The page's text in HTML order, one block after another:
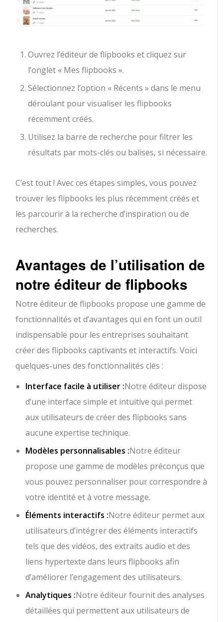
Ouvrez l’éditeur de flipbooks et cliquez sur
l’onglet « Mes flipbooks ».
Sélectionnez l’option « Récents » dans le menu
déroulant pour visualiser les flipbooks
récemment créés.
Utilisez la barre de recherche pour filtrer les
résultats par mots-clés ou balises, si nécessaire.
C’est tout ! Avec ces étapes simples, vous pouvez
trouver les flipbooks les plus récemment créés et
les parcourir à la recherche d’inspiration ou de
recherches.
Avantages de l’utilisation de
notre éditeur de flipbooks
Notre éditeur de flipbooks propose une gamme de
fonctionnalités et d’avantages qui en font un outil
indispensable pour les entreprises souhaitant
créer des flipbooks captivants et interactifs. Voici
quelques-unes des fonctionnalités clés :
Interface facile à utiliser :Notre éditeur dispose
d’une interface simple et intuitive qui permet
aux utilisateurs de créer des flipbooks sans
aucune expertise technique.
Modèles personnalisables :Notre éditeur
propose une gamme de modèles préconçus que
vous pouvez personnaliser pour correspondre à
votre identité et à votre message.
Éléments interactifs :Notre éditeur permet aux
utilisateurs d’intégrer des éléments interactifs
tels que des vidéos, des extraits audio et des
liens hypertexte dans leurs flipbooks afin
d’améliorer l’engagement des utilisateurs.
Analytiques :Notre éditeur fournit des analyses
détaillées qui permettent aux utilisateurs de